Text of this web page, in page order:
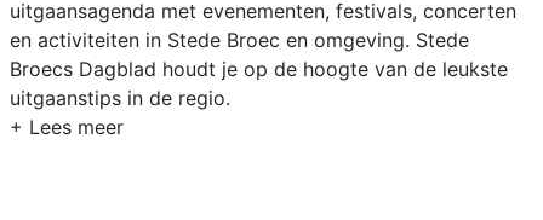
uitgaansagenda met evenementen, festivals, concerten
en activiteiten in Stede Broec en omgeving. Stede
Broecs Dagblad houdt je op de hoogte van de leukste
uitgaanstips in de regio.